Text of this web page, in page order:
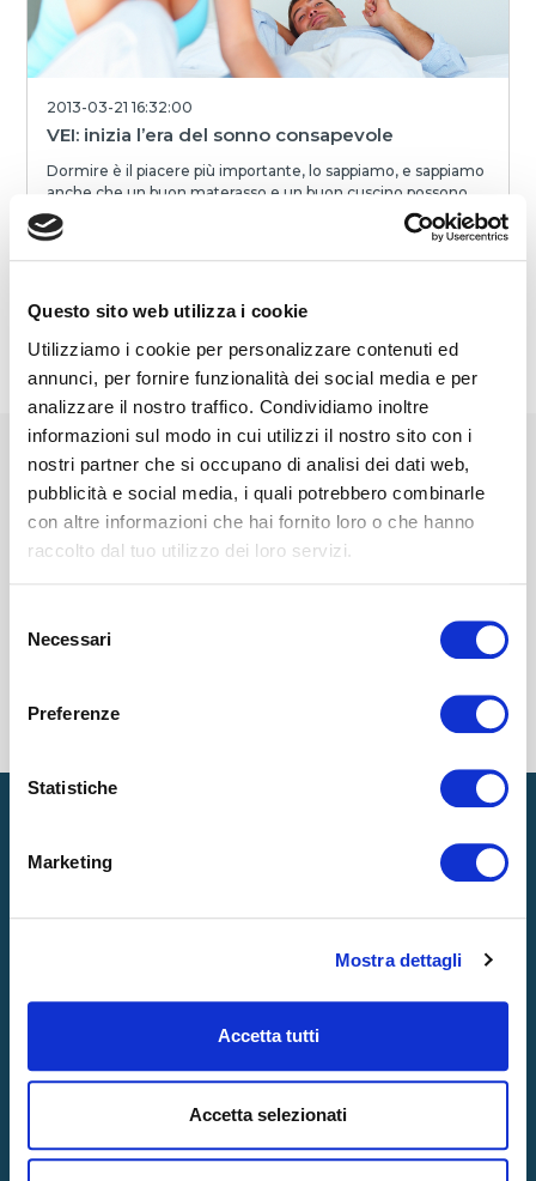
Questo sito web utilizza i cookie
Utilizziamo i cookie per personalizzare contenuti ed
annunci, per fornire funzionalità dei social media e per
analizzare il nostro traffico. Condividiamo inoltre
informazioni sul modo in cui utilizzi il nostro sito con i
nostri partner che si occupano di analisi dei dati web,
pubblicità e social media, i quali potrebbero combinarle
con altre informazioni che hai fornito loro o che hanno
raccolto dal tuo utilizzo dei loro servizi.
delNecessari
Preferenze
Statistiche
Marketing
Mostra dettagli
Accetta tutti
Accetta selezionati
2013-03-21 16:32:00
VEI: inizia l’era del sonno consapevole
Dormire è il piacere più importante, lo sappiamo, e sappiamo
anche che un buon materasso e un buon cuscino possono
fare la differenza e migliorare la...
Peperoncino
Prodotti
RETI
GUANCIALI
ACCESSORI